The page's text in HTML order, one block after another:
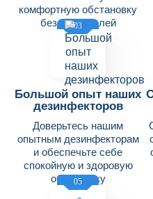
комфортную обстановку
без вредителей
03
Большой опыт наших
дезинфекторов
Доверьтесь нашим
опытным дезинфекторам
и обеспечьте себе
спокойную и здоровую
обстановку
05